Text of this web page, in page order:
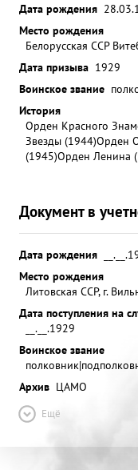
Дата рождения
Место рождения
Белорусская ССР
Дата призыва 1929
Воинское звание
История
Орден Красного
Звезды (1944)Орден
(1945)Орден Ленина
Документ в
Дата рождения
Место рождения
Литовская ССР, г.
Дата поступления на
__.__.1929
Воинское звание
Архив ЦАМО
Ещё